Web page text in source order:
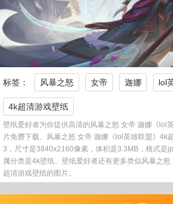
标签： 风暴之怒 女帝 迦娜 lol
4k超清游戏壁纸
壁纸爱好者为你提供高清的风暴之怒 女帝 迦娜《lol
片免费下载。风暴之怒 女帝 迦娜《lol英雄联盟》4k
3，尺寸是3840x2160像素，体积是3.3MB，格式是
属分类是4k壁纸。壁纸爱好者还有更多类似风暴之
超清游戏壁纸的图片。